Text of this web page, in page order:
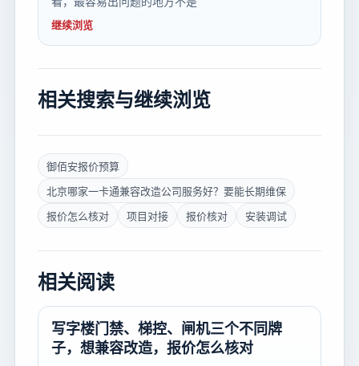
继续浏览
相关搜索与继续浏览
御佰安报价预算
北京哪家一卡通兼容改造公司服务好？要能长期维保
报价怎么核对
项目对接 报价核对 安装调试
相关阅读
写字楼门禁、梯控、闸机三个不同牌
子，想兼容改造，报价怎么核对